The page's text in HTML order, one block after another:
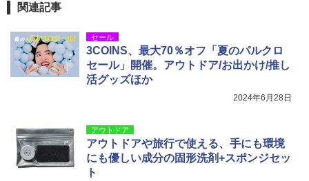
関連記事
セール
3COINS、最大70％オフ「夏のパルクロ
セール」開催。アウトドア/お出かけ/推し
活グッズほか
2024年6月28日
アウトドア
アウトドアや旅行で使える、手にも環境
にも優しい成分の固形洗剤+スポンジセッ
ト